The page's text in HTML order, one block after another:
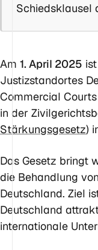
Schiedsklausel
Am 1. April 2025
Justizstandortes
Commercial
in der
Stärkungsgesetz)
Das Gesetz bringt
die Behandlung
Deutschland. Ziel
Deutschland
internationale